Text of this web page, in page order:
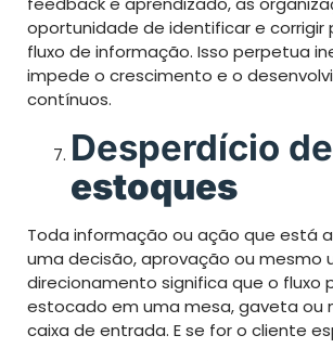
oportunidade de identificar e corrigir
fluxo de informação. Isso perpetua
impede o crescimento e o
contínuos.
Desperdício de
estoques
Toda informação ou ação que está
uma decisão, aprovação ou mesmo
direcionamento significa que o fluxo
estocado em uma mesa, gaveta ou
caixa de entrada. E se for o cliente